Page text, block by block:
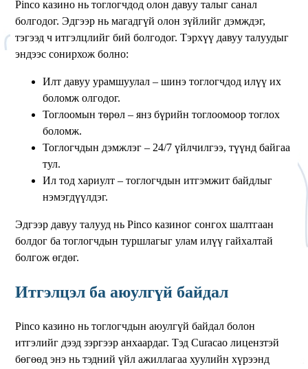
Pinco казино нь тоглогчдод олон давуу талыг санал
болгодог. Эдгээр нь магадгүй олон зүйлийг дэмждэг,
тэгээд ч итгэлцлийг бий болгодог. Тэрхүү давуу талуудыг
эндээс сонирхож болно:
Илт давуу урамшуулал – шинэ тоглогчдод илүү их
боломж олгодог.
Тоглоомын төрөл – янз бүрийн тоглоомоор тоглох
боломж.
Тоглогчдын дэмжлэг – 24/7 үйлчилгээ, түүнд байгаа
тул.
Ил тод хариулт – тоглогчдын итгэмжит байдлыг
нэмэгдүүлдэг.
Эдгээр давуу талууд нь Pinco казиног сонгох шалтгаан
болдог ба тоглогчдын туршлагыг улам илүү гайхалтай
болгож өгдөг.
Итгэлцэл ба аюулгүй байдал
Pinco казино нь тоглогчдын аюулгүй байдал болон
итгэлийг дээд зэргээр анхаардаг. Тэд Curacao лицензтэй
бөгөөд энэ нь тэдний үйл ажиллагаа хуулийн хүрээнд